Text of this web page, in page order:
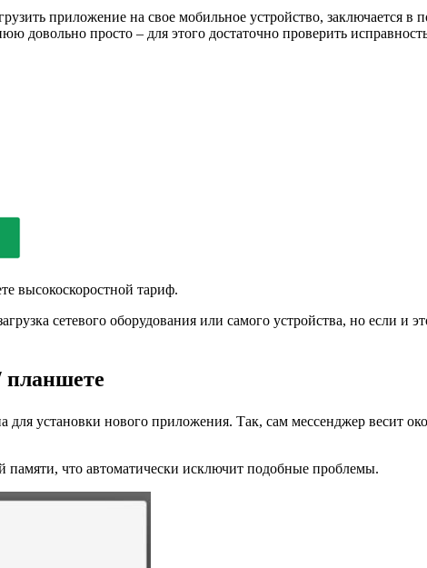
приложение на свое мобильное устройство, заключается в
довольно просто – для этого достаточно проверить
высокоскоростной тариф.
сетевого оборудования или самого устройства, но если и
планшете
для установки нового приложения. Так, сам мессенджер весит
что автоматически исключит подобные проблемы.